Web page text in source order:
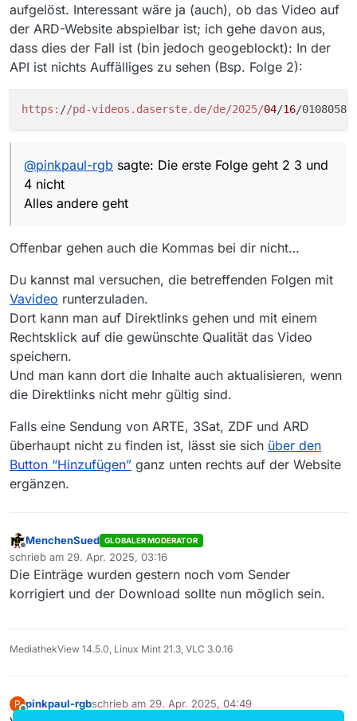
aufgelöst. Interessant wäre ja (auch), ob das Video auf
der ARD-Website abspielbar ist; ich gehe davon aus,
dass dies der Fall ist (bin jedoch geogeblockt): In der
API ist nichts Auffälliges zu sehen (Bsp. Folge 2):
https: //pd-videos.daserste.de/de/2025/04/16
@pinkpaul-rgb sagte: Die erste Folge geht 2 3 und
4 nicht
Alles andere geht
Offenbar gehen auch die Kommas bei dir nicht…
Du kannst mal versuchen, die betreffenden Folgen mit
Vavideo runterzuladen.
Dort kann man auf Direktlinks gehen und mit einem
Rechtsklick auf die gewünschte Qualität das Video
speichern.
Und man kann dort die Inhalte auch aktualisieren, wenn
die Direktlinks nicht mehr gültig sind.
Falls eine Sendung von ARTE, 3Sat, ZDF und ARD
überhaupt nicht zu finden ist, lässt sie sich über den
Button “Hinzufügen” ganz unten rechts auf der Website
ergänzen.
Offline
MenchenSued GLOBALER MODERATOR
schrieb am 29. Apr. 2025, 03:16
zuletzt editiert von
Die Einträge wurden gestern noch vom Sender
korrigiert und der Download sollte nun möglich sein.
MediathekView 14.5.0, Linux Mint 21.3, VLC 3.0.16
P pinkpaul-rgbschrieb am 29. Apr. 2025, 04:49
zuletzt editiert von